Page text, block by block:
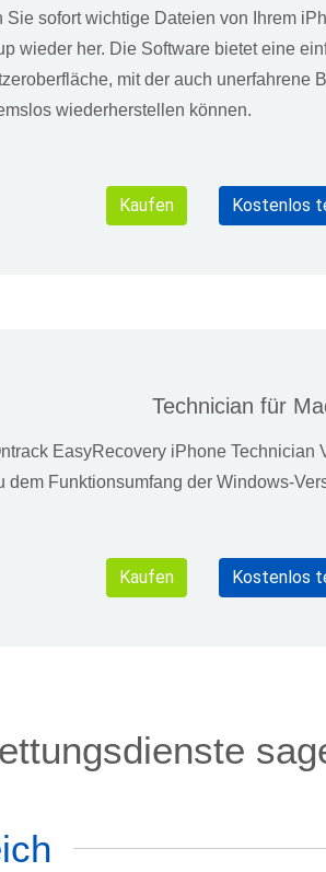
Sie sofort wichtige Dateien von Ihrem
wieder her. Die Software bietet eine
mit der auch unerfahrene
wiederherstellen können.
Kaufen Kostenlos
Technician für
EasyRecovery iPhone Technician
dem Funktionsumfang der Windows-
Kaufen Kostenlos